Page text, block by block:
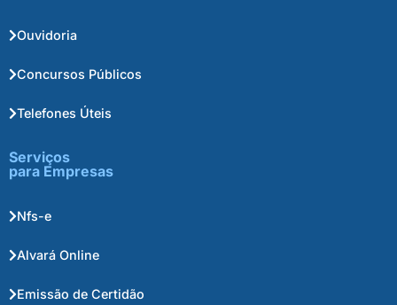
Ouvidoria
Concursos Públicos
Telefones Úteis
Serviços
para Empresas
Nfs-e
Alvará Online
Emissão de Certidão